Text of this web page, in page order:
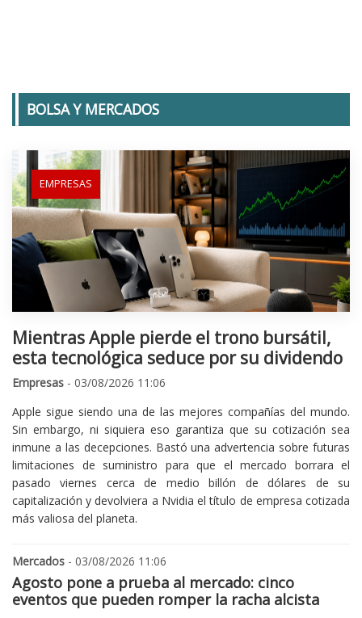
BOLSA Y MERCADOS
EMPRESAS
Mientras Apple pierde el trono bursátil,
esta tecnológica seduce por su dividendo
Empresas - 03/08/2026 11:06
Apple sigue siendo una de las mejores compañías del mundo.
Sin embargo, ni siquiera eso garantiza que su cotización sea
inmune a las decepciones. Bastó una advertencia sobre futuras
limitaciones de suministro para que el mercado borrara el
pasado viernes cerca de medio billón de dólares de su
capitalización y devolviera a Nvidia el título de empresa cotizada
más valiosa del planeta.
Mercados - 03/08/2026 11:06
Agosto pone a prueba al mercado: cinco
eventos que pueden romper la racha alcista